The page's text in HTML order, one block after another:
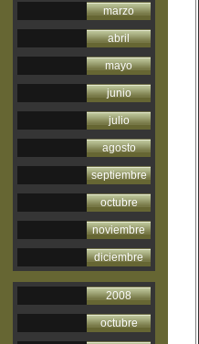
marzo
abril
mayo
junio
julio
agosto
septiembre
octubre
noviembre
diciembre
2008
octubre